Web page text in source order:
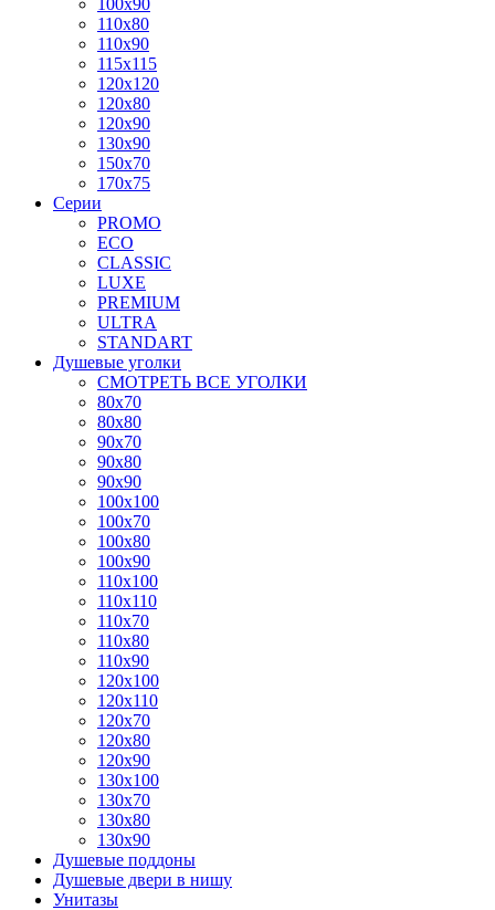
100x90
110x80
110x90
115x115
120x120
120x80
120x90
130x90
150x70
170x75
Серии
PROMO
ECO
CLASSIC
LUXE
PREMIUM
ULTRA
STANDART
Душевые уголки
СМОТРЕТЬ ВСЕ УГОЛКИ
80x70
80x80
90x70
90x80
90x90
100x100
100x70
100x80
100x90
110x100
110x110
110x70
110x80
110x90
120x100
120x110
120x70
120x80
120x90
130x100
130x70
130x80
130x90
Душевые поддоны
Душевые двери в нишу
Унитазы